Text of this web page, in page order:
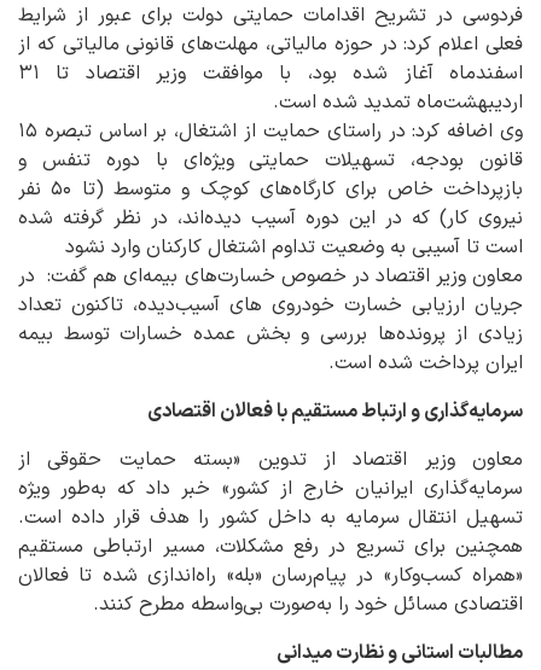
فردوسی در تشریح اقدامات حمایتی دولت برای عبور از شرایط
فعلی اعلام کرد: در حوزه مالیاتی، مهلت‌های قانونی مالیاتی که از
اسفندماه آغاز شده بود، با موافقت وزیر اقتصاد تا ۳۱
اردیبهشت‌ماه تمدید شده است.
وی اضافه کرد: در راستای حمایت از اشتغال، بر اساس تبصره ۱۵
قانون بودجه، تسهیلات حمایتی ویژه‌ای با دوره تنفس و
بازپرداخت خاص برای کارگاه‌های کوچک و متوسط (تا ۵۰ نفر
نیروی کار) که در این دوره آسیب دیده‌اند، در نظر گرفته شده
است تا آسیبی به وضعیت تداوم اشتغال کارکنان وارد نشود
معاون وزیر اقتصاد در خصوص خسارت‌های بیمه‌ای هم گفت: در
جریان ارزیابی خسارت خودروی های آسیب‌دیده، تاکنون تعداد
زیادی از پرونده‌ها بررسی و بخش عمده خسارات توسط بیمه
ایران پرداخت شده است.
سرمایه‌گذاری و ارتباط مستقیم با فعالان اقتصادی
معاون وزیر اقتصاد از تدوین «بسته حمایت حقوقی از
سرمایه‌گذاری ایرانیان خارج از کشور» خبر داد که به‌طور ویژه
تسهیل انتقال سرمایه به داخل کشور را هدف قرار داده است.
همچنین برای تسریع در رفع مشکلات، مسیر ارتباطی مستقیم
«همراه کسب‌وکار» در پیام‌رسان «بله» راه‌اندازی شده تا فعالان
اقتصادی مسائل خود را به‌صورت بی‌واسطه مطرح کنند.
مطالبات استانی و نظارت میدانی